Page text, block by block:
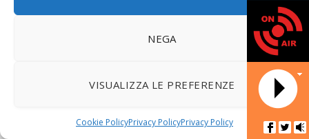
NEGA
VISUALIZZA LE PREFERENZE
Cookie PolicyPrivacy PolicyPrivacy Policy
DATA NOT
Radio
Sieve